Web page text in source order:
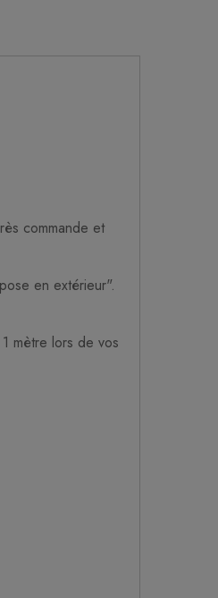
commande et
en extérieur".
mètre lors de vos